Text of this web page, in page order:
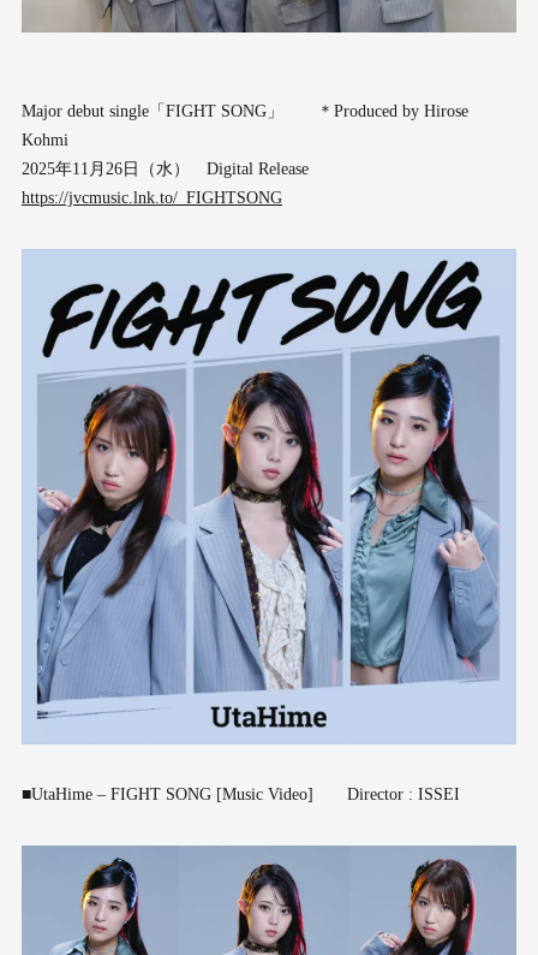
Major debut single「FIGHT SONG」 ＊Produced by Hirose
Kohmi
2025年11月26日（水） Digital Release
https://jvcmusic.lnk.to/_FIGHTSONG
■UtaHime – FIGHT SONG [Music Video] Director : ISSEI